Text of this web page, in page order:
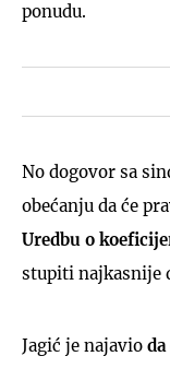
ponudu.
No dogovor sa
obećanju da će
Uredbu o
stupiti najkasnije
Jagić je najavio